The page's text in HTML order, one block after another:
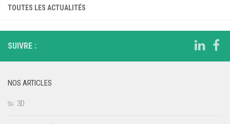
Accueil
Soft Skills
Prévention
Langues
Contactez nous
TOUTES LES ACTUALITÉS
SUIVRE :
NOS ARTICLES
3D